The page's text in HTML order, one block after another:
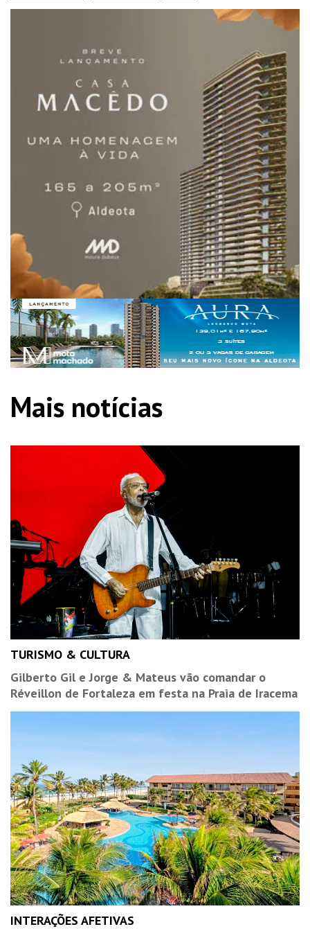
Mais notícias
TURISMO & CULTURA
Gilberto Gil e Jorge & Mateus vão comandar o
Réveillon de Fortaleza em festa na Praia de Iracema
INTERAÇÕES AFETIVAS